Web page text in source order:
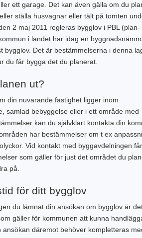
ett garage. Det kan även gälla om du
ställa husvagnar eller tält på tomten
2 maj 2011 regleras bygglov i PBL (plan-
i landet har idag en
bygglov. Det är bestämmelserna i denna
du får bygga det du planerat.
ut?
din nuvarande fastighet ligger inom
samlad bebyggelse eller i ett område med
kan du självklart kontakta din
har bestämmelser om t ex
Vid kontakt med byggavdelningen
som gäller för just det området du
på.
för ditt bygglov
du lämnat din ansökan om bygglov är
gäller för kommunen att kunna
ansökan däremot behöver kompletteras